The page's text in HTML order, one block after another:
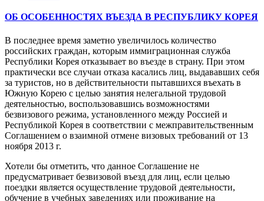
ОБ ОСОБЕННОСТЯХ ВЪЕЗДА В РЕСПУБЛИКУ КОРЕЯ
В последнее время заметно увеличилось количество
российских граждан, которым иммиграционная служба
Республики Корея отказывает во въезде в страну. При этом
практически все случаи отказа касались лиц, выдававших себя
за туристов, но в действительности пытавшихся въехать в
Южную Корею с целью занятия нелегальной трудовой
деятельностью, воспользовавшись возможностями
безвизового режима, установленного между Россией и
Республикой Корея в соответствии с межправительственным
Соглашением о взаимной отмене визовых требований от 13
ноября 2013 г.
Хотели бы отметить, что данное Соглашение не
предусматривает безвизовой въезд для лиц, если целью
поездки является осуществление трудовой деятельности,
обучение в учебных заведениях или проживание на